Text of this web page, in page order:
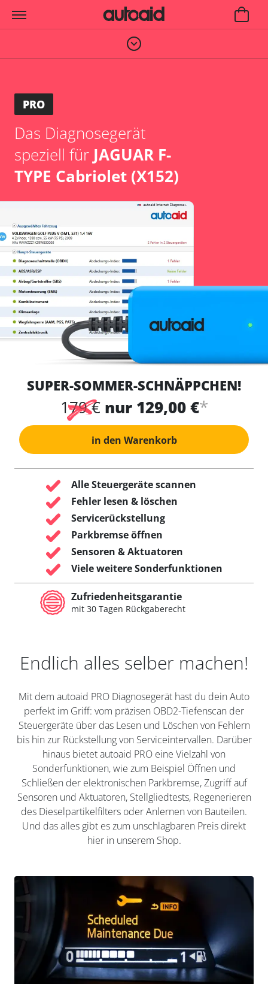
PRO
Das Diagnosegerät
speziell für JAGUAR F-
TYPE Cabriolet (X152)
SUPER-SOMMER-SCHNÄPPCHEN!
179 € nur 129,00 €*
in den Warenkorb
Alle Steuergeräte scannen
Fehler lesen & löschen
Servicerückstellung
Parkbremse öffnen
Sensoren & Aktuatoren
Viele weitere Sonderfunktionen
Zufriedenheitsgarantie
mit 30 Tagen Rückgaberecht
Endlich alles selber machen!
Mit dem autoaid PRO Diagnosegerät hast du dein Auto
perfekt im Griff: vom präzisen OBD2-Tiefenscan der
Steuergeräte über das Lesen und Löschen von Fehlern
bis hin zur Rückstellung von Serviceintervallen. Darüber
hinaus bietet autoaid PRO eine Vielzahl von
Sonderfunktionen, wie zum Beispiel Öffnen und
Schließen der elektronischen Parkbremse, Zugriff auf
Sensoren und Aktuatoren, Stellgliedtests, Regenerieren
des Dieselpartikelfilters oder Anlernen von Bauteilen.
Und das alles gibt es zum unschlagbaren Preis direkt
hier in unserem Shop.